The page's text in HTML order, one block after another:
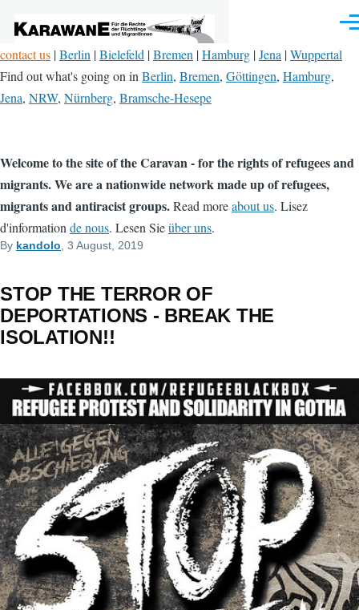
contact us |Berlin |Bielefeld |Bremen |Hamburg |Jena |Wuppertal
Find out what's going on in Berlin, Bremen, Göttingen, Hamburg,
Jena, NRW, Nürnberg, Bramsche-Hesepe
Welcome to the site of the Caravan - for the rights of refugees and
migrants. We are a nationwide network made up of refugees,
migrants and antiracist groups.Read moreabout us. Lisez
d'information de nous. Lesen Sieüber uns.
By kandolo , 3 August, 2019
STOP THE TERROR OF
DEPORTATIONS - BREAK THE
ISOLATION!!